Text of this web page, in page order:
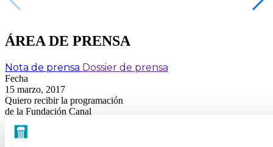
ÁREA DE PRENSA
Nota de prensa Dossier de prensa
Fecha
15 marzo, 2017
Quiero recibir la programación
de la Fundación Canal
(Arte, cultura, medio ambiente e innovación)